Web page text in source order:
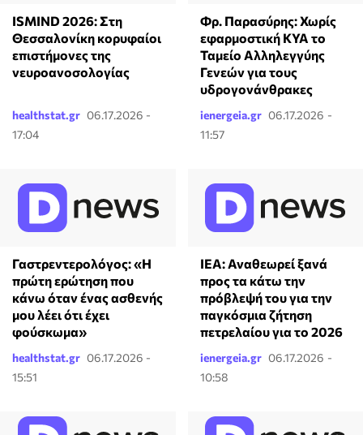
ISMIND 2026: Στη
Θεσσαλονίκη κορυφαίοι
επιστήμονες της
νευροανοσολογίας
healthstat.gr 06.17.2026 -
17:04
Φρ. Παρασύρης: Χωρίς
εφαρμοστική ΚΥΑ το
Ταμείο Αλληλεγγύης
Γενεών για τους
υδρογονάνθρακες
ienergeia.gr 06.17.2026 -
11:57
Γαστρεντερολόγος: «Η
πρώτη ερώτηση που
κάνω όταν ένας ασθενής
μου λέει ότι έχει
φούσκωμα»
healthstat.gr 06.17.2026 -
15:51
ΙΕΑ: Αναθεωρεί ξανά
προς τα κάτω την
πρόβλεψή του για την
παγκόσμια ζήτηση
πετρελαίου για το 2026
ienergeia.gr 06.17.2026 -
10:58